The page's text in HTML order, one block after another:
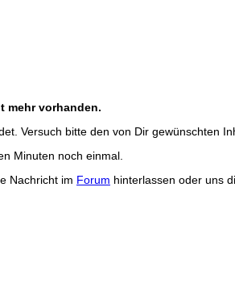
mehr vorhanden.
Versuch bitte den von Dir gewünschten
Minuten noch einmal.
Nachricht im Forum hinterlassen oder uns